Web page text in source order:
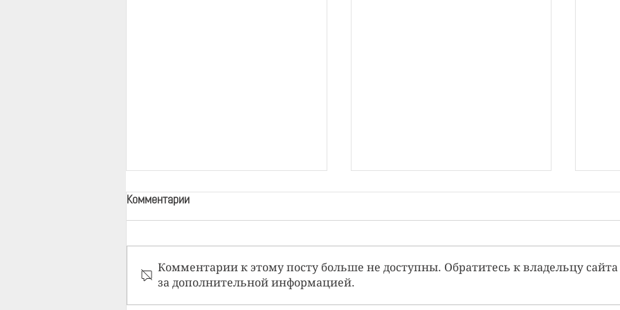
Психотерапия по видеосвязи.
Комментарии
Комментарии к этому посту больше не доступны. Обратитесь к владельцу сайта
за дополнительной информацией.